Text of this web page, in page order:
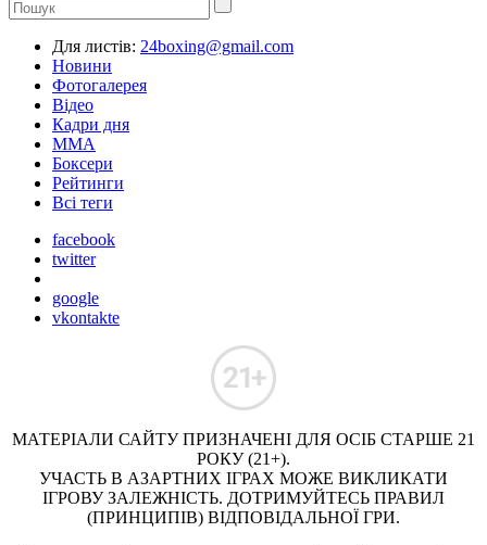
Для листів: 24boxing@gmail.com
Новини
Фотогалерея
Відео
Кадри дня
ММА
Боксери
Рейтинги
Всі теги
facebook
twitter
google
vkontakte
МАТЕРІАЛИ САЙТУ ПРИЗНАЧЕНІ ДЛЯ ОСІБ СТАРШЕ 21
РОКУ (21+).
УЧАСТЬ В АЗАРТНИХ ІГРАХ МОЖЕ ВИКЛИКАТИ
ІГРОВУ ЗАЛЕЖНІСТЬ. ДОТРИМУЙТЕСЬ ПРАВИЛ
(ПРИНЦИПІВ) ВІДПОВІДАЛЬНОЇ ГРИ.